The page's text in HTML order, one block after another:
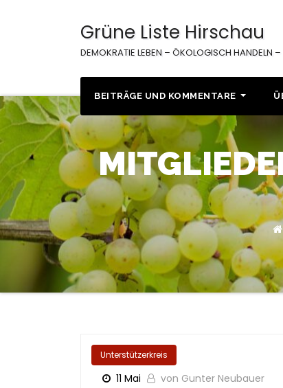
Grüne Liste Hirschau
DEMOKRATIE LEBEN – ÖKOLOGISCH HANDELN –
BEITRÄGE UND KOMMENTARE
Unterstützerkreis
11 Mai von Gunter Neubauer